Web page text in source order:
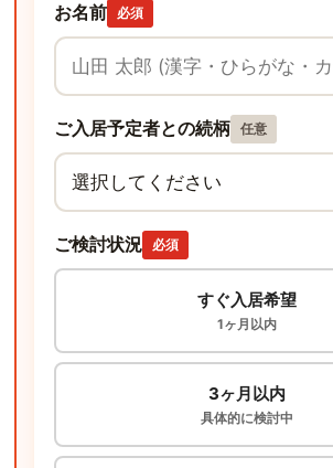
お名前 必須
ご入居予定者との続柄 任意
ご検討状況 必須
すぐ入居希望
1ヶ月以内
3ヶ月以内
具体的に検討中